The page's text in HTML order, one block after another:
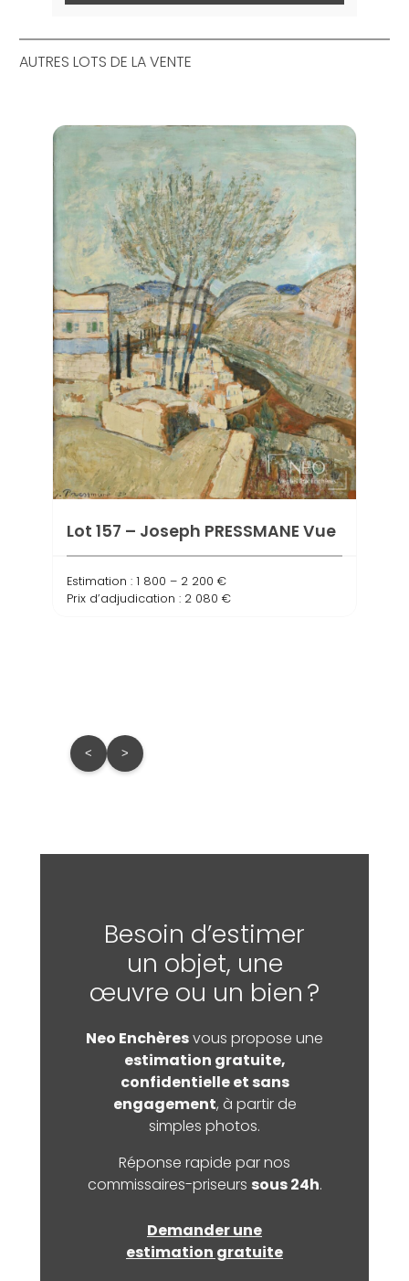
AUTRES LOTS DE LA VENTE
Lot 157 – Joseph PRESSMANE Vue
Estimation : 1 800 – 2 200 €
Prix d’adjudication : 2 080 €
< >
Besoin d’estimer
un objet, une
œuvre ou un bien ?
Neo Enchèresvous propose une
estimation gratuite,
confidentielle et sans
engagement, à partir de
simples photos.
Réponse rapide par nos
commissaires-priseurs sous 24h.
Demander une
estimation gratuite